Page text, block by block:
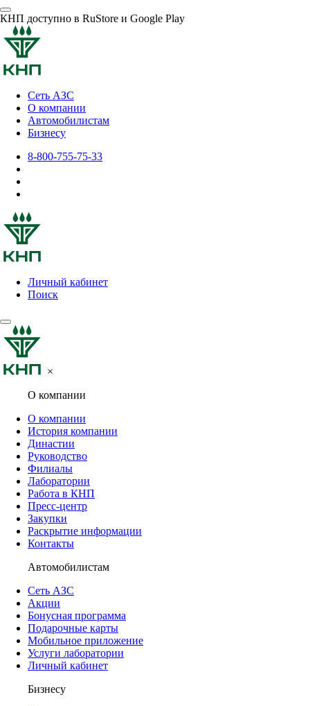
КНП доступно в RuStore и Google Play
Сеть АЗС
О компании
Автомобилистам
Бизнесу
8-800-755-75-33
Личный кабинет
Поиск
×
О компании
О компании
История компании
Династии
Руководство
Филиалы
Лаборатории
Работа в КНП
Пресс-центр
Закупки
Раскрытие информации
Контакты
Автомобилистам
Сеть АЗС
Акции
Бонусная программа
Подарочные карты
Мобильное приложение
Услуги лаборатории
Личный кабинет
Бизнесу